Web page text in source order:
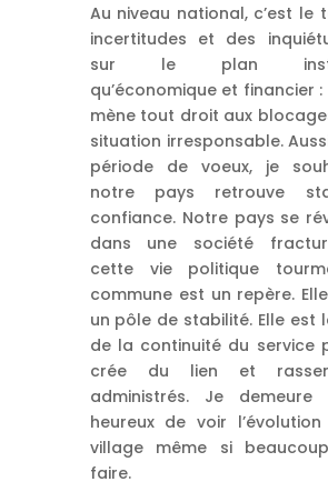
Au niveau national, c’est le
incertitudes et des
sur le plan
qu’économique et financier
mène tout droit aux
situation irresponsable.
période de voeux, je
notre pays retrouve
confiance. Notre pays se
dans une société
cette vie politique
commune est un repère.
un pôle de stabilité. Elle est
de la continuité du service
crée du lien et
administrés. Je demeure
heureux de voir
village même si
faire.